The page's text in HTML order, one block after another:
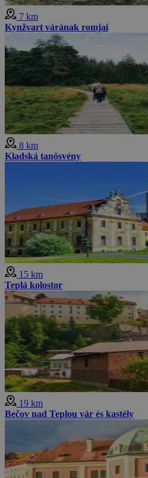
7 km
Kynžvart várának romjai
8 km
Kladská tanösvény
15 km
Teplá kolostor
19 km
Bečov nad Teplou vár és kastély